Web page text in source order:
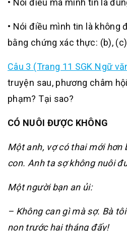
• Nói điều mình tin là không
bằng chứng xác thực: (b),
Câu 3 (Trang 11 SGK Ngữ
truyện sau, phương châm
phạm? Tại sao?
CÓ NUÔI ĐƯỢC KHÔNG
Một anh, vợ có thai mới hơn
con. Anh ta sợ không nuôi
Một người bạn an ủi:
– Không can gì mà sợ. Bà
non trước hai tháng đấy!